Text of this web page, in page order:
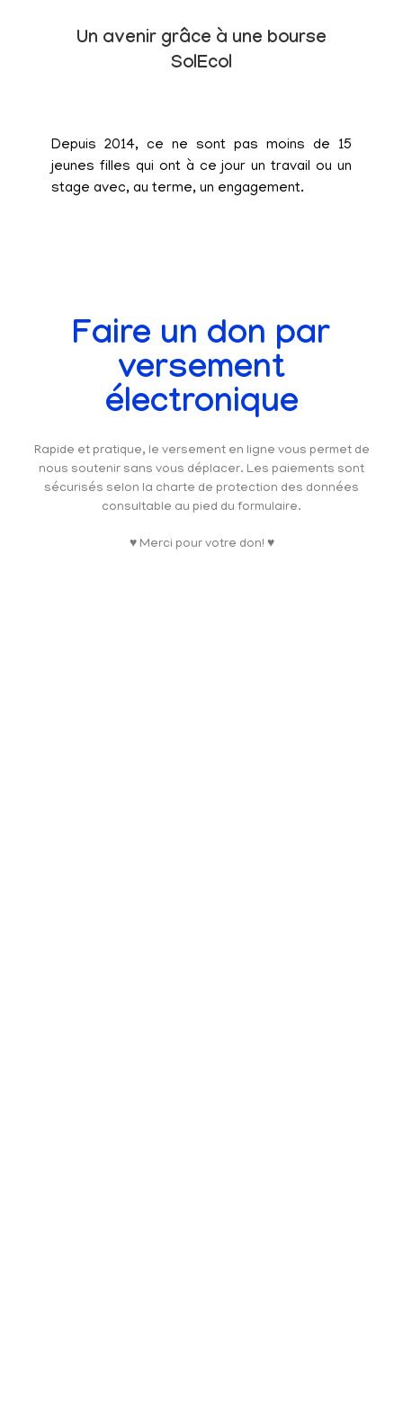
Un avenir grâce à une bourse
SolEcol
Depuis 2014, ce ne sont pas moins de 15
jeunes filles qui ont à ce jour un travail ou un
stage avec, au terme, un engagement.
Faire un don par
versement
électronique
Rapide et pratique, le versement en ligne vous permet de
nous soutenir sans vous déplacer. Les paiements sont
sécurisés selon la charte de protection des données
consultable au pied du formulaire.
♥ Merci pour votre don! ♥